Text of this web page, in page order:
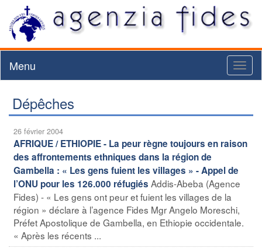
Menu
Dépêches
26 février 2004
AFRIQUE / ETHIOPIE - La peur règne toujours en raison
des affrontements ethniques dans la région de
Gambella : « Les gens fuient les villages » - Appel de
l’ONU pour les 126.000 réfugiés Addis-Abeba (Agence
Fides) - « Les gens ont peur et fuient les villages de la
région » déclare à l’agence Fides Mgr Angelo Moreschi,
Préfet Apostolique de Gambella, en Ethiopie occidentale.
« Après les récents ...